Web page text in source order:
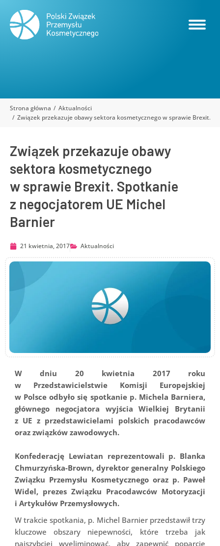
Jesteś tutaj:
Strona główna
Aktualności
Związek przekazuje obawy sektora kosmetycznego w sprawie Brexit.
Związek przekazuje obawy
sektora kosmetycznego
w sprawie Brexit. Spotkanie
z negocjatorem UE Michel
Barnier
21 kwietnia, 2017 Aktualności
W dniu 20 kwietnia 2017 roku
w Przedstawicielstwie Komisji Europejskiej
w Polsce odbyło się spotkanie p. Michela Barniera,
głównego negocjatora wyjścia Wielkiej Brytanii
z UE z przedstawicielami polskich pracodawców
oraz związków zawodowych.
Konfederację Lewiatan reprezentowali p. Blanka
Chmurzyńska-Brown, dyrektor generalny Polskiego
Związku Przemysłu Kosmetycznego oraz p. Paweł
Widel, prezes Związku Pracodawców Motoryzacji
i Artykułów Przemysłowych.
W trakcie spotkania, p. Michel Barnier przedstawił trzy
kluczowe obszary niepewności, które trzeba jak
najszybciej wyeliminować, aby zapewnić poparcie